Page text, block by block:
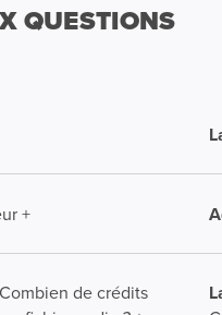
QUESTIONS
+
de crédits